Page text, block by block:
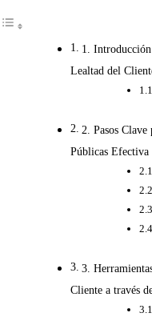
1.
Lealtad del
2. Pasos
Públicas Efectiva
3.
Cliente a través